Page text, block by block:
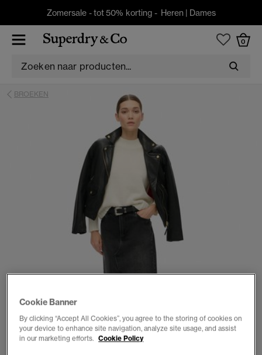
Zomersale - tot 50% korting - Heren | Dames
0
BROEKEN
Cookie Banner
By clicking “Accept All Cookies”, you agree to the storing of cookies on
your device to enhance site navigation, analyze site usage, and assist
in our marketing efforts. Cookie Policy